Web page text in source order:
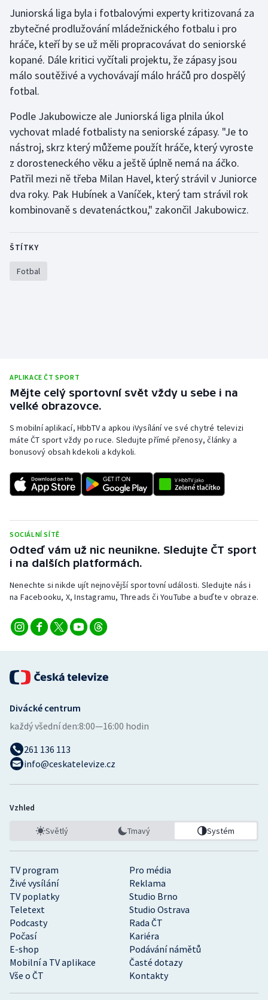
Juniorská liga byla i fotbalovými experty kritizovaná za
zbytečné prodlužování mládežnického fotbalu i pro
hráče, kteří by se už měli propracovávat do seniorské
kopané. Dále kritici vyčítali projektu, že zápasy jsou
málo soutěživé a vychovávají málo hráčů pro dospělý
fotbal.
Podle Jakubowicze ale Juniorská liga plnila úkol
vychovat mladé fotbalisty na seniorské zápasy. "Je to
nástroj, skrz který můžeme použít hráče, který vyroste
z dorosteneckého věku a ještě úplně nemá na áčko.
Patřil mezi ně třeba Milan Havel, který strávil v Juniorce
dva roky. Pak Hubínek a Vaníček, který tam strávil rok
kombinovaně s devatenáctkou," zakončil Jakubowicz.
ŠTÍTKY
Fotbal
APLIKACE ČT SPORT
Mějte celý sportovní svět vždy u sebe i na
velké obrazovce.
S mobilní aplikací, HbbTV a apkou iVysílání ve své chytré televizi
máte ČT sport vždy po ruce. Sledujte přímé přenosy, články a
bonusový obsah kdekoli a kdykoli.
SOCIÁLNÍ SÍTĚ
Odteď vám už nic neunikne. Sledujte ČT sport
i na dalších platformách.
Nenechte si nikde ujít nejnovější sportovní události. Sledujte nás i
na Facebooku, X, Instagramu, Threads či YouTube a buďte v obraze.
TV program
Pro média
Živé vysílání
Reklama
TV poplatky
Studio Brno
Teletext
Studio Ostrava
Podcasty
Rada ČT
Počasí
Kariéra
E-shop
Podávání námětů
Mobilní a TV aplikace
Časté dotazy
Vše o ČT
Kontakty
Divácké centrum
každý všední den:8:00—16:00 hodin
261 136 113
info@ceskatelevize.cz
Vzhled
Světlý Tmavý Systém